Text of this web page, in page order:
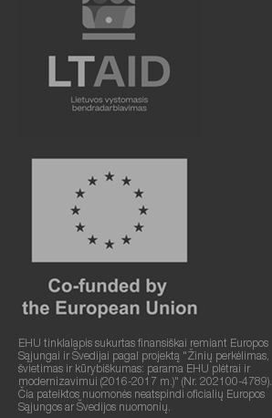
EHU tinklalapis sukurtas finansiškai remiant Europos
Sąjungai ir Švedijai pagal projektą "Žinių perkėlimas,
švietimas ir kūrybiškumas: parama EHU plėtrai ir
modernizavimui (2016-2017 m.)" (Nr. 202100-4789).
Čia pateiktos nuomonės neatspindi oficialių Europos
Sąjungos ar Švedijos nuomonių.